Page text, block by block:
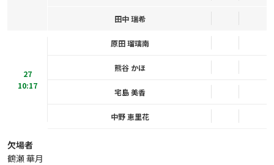
田中 瑞希
27
10:17
原田 瑠璃南
熊谷 かほ
宅島 美香
中野 恵里花
欠場者
鶴瀬 華月